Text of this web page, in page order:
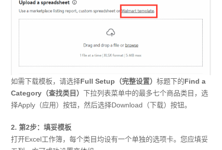
如需下载模板，请选择Full Setup（完整设置）标题下的Find a
Category（查找类目）下拉列表菜单中的最多七个商品类目，选
择Apply（应用）按钮，然后选择Download（下载）按钮。
2. 第2步：填妥模板
打开Excel工作簿，每个类目均设有一个单独的选项卡。您应填妥